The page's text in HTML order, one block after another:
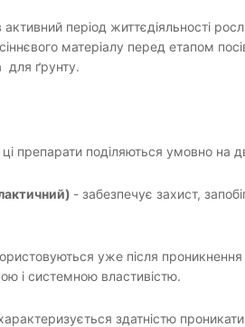
період життєдіяльності
матеріалу перед етапом
для ґрунту.
препарати поділяються умовно на
- забезпечує захист,
уже після
і системною властивістю.
здатністю